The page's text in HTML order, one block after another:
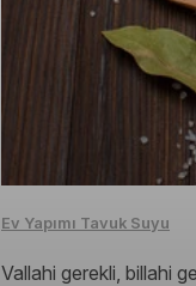
Ev Yapımı Tavuk Suyu
Vallahi gerekli, billahi